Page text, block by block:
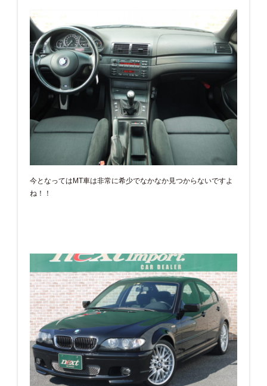
今となってはMT車は非常に希少でなかなか見つからないですよ
ね！！